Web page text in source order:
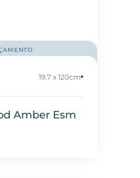
19.7 x 120cm
Amber Esm